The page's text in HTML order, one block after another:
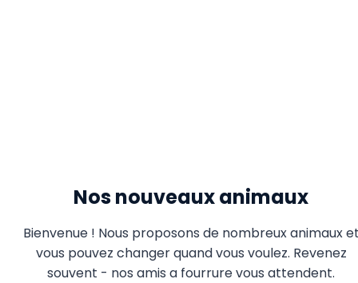
Nos nouveaux animaux
Bienvenue ! Nous proposons de nombreux animaux
vous pouvez changer quand vous voulez. Revenez
souvent - nos amis a fourrure vous attendent.